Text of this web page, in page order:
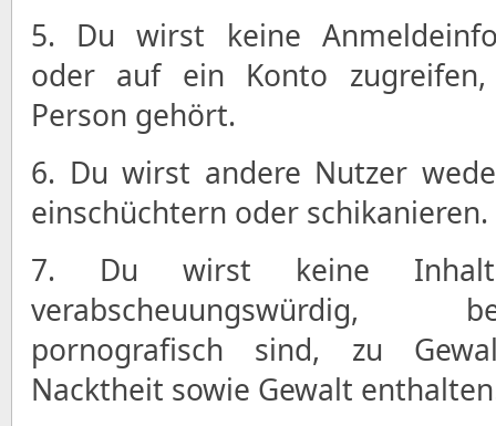
5. Du wirst keine
oder auf ein Konto
Person gehört.
6. Du wirst andere Nutzer
einschüchtern oder schikanieren.
7. Du wirst keine
verabscheuungswürdig,
pornografisch sind, zu
Nacktheit sowie Gewalt